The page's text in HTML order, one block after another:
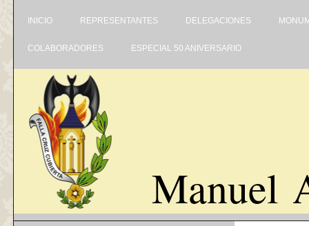
INICIO REPRESENTANTES DELEGACIONES
COLABORADORES ESPECIAL 50 ANIVERSARIO
Manuel